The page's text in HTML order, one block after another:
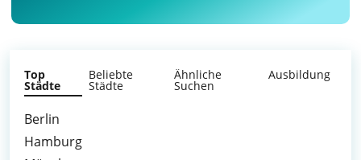
Top
Städte
Beliebte
Städte
Ähnliche
Suchen
Ausbildung
Berlin
Hamburg